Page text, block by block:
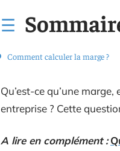
Comment calculer la marge ?
Qu’est-ce qu’une
entreprise ? Cette
A lire en complément :